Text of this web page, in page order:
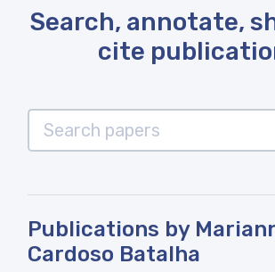
Search, annotate,
cite
Publications by
Cardoso Batalha